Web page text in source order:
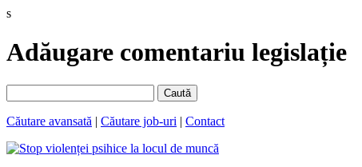
s
Adăugare comentariu legislație
Caută
Căutare avansată | Căutare job-uri | Contact